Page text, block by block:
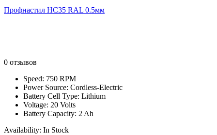
Профнастил НС35 RAL 0.5мм
0 отзывов
Speed: 750 RPM
Power Source: Cordless-Electric
Battery Cell Type: Lithium
Voltage: 20 Volts
Battery Capacity: 2 Ah
Availability: In Stock